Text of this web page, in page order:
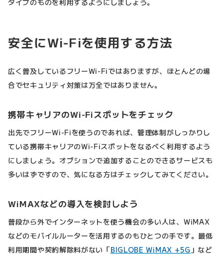
タイプのものを利用するようにしましょう。
安全にWi-Fiを使用する方法
広く普及しているフリーWi-Fiではありますが、ほとんどの場
合でセキュリティ対策は万全ではありません。
携帯キャリアのWi-Fiスポットをチェック
出先でフリーWi-Fiを使うのであれば、管理体制がしっかりし
ている携帯キャリアのWi-Fiスポットをなるべく利用するよう
にしましょう。オプションで追加することのできるサービスも
多いはずですので、気になる方はチェックしてみてください。
WiMAXなどの導入を検討しよう
普段から外でインターネットを使う機会の多い人は、WiMAX
などのモバイルルーターを活用するのもひとつの手です。最低
利用期間や契約解除料がない「BIGLOBE WiMAX +5G 」など